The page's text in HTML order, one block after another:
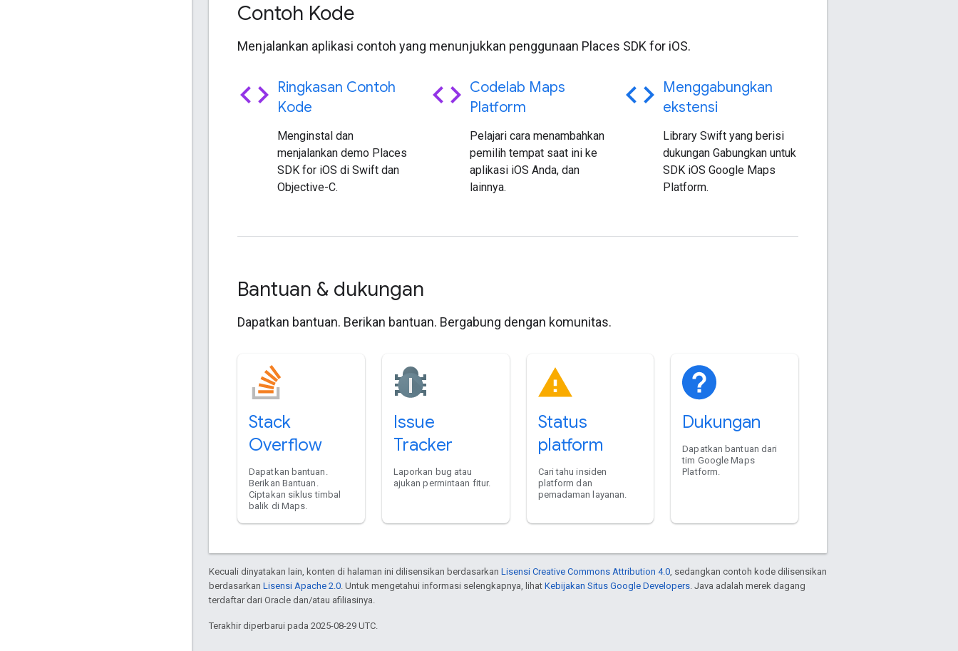
Contoh Kode
Menjalankan aplikasi contoh yang menunjukkan penggunaan Places SDK for iOS.
code Ringkasan Contoh
Kode
Menginstal dan
menjalankan demo Places
SDK for iOS di Swift dan
Objective-C.
code Codelab Maps
Platform
Pelajari cara menambahkan
pemilih tempat saat ini ke
aplikasi iOS Anda, dan
lainnya.
code Menggabungkan
ekstensi
Library Swift yang berisi
dukungan Gabungkan untuk
SDK iOS Google Maps
Platform.
Bantuan & dukungan
Dapatkan bantuan. Berikan bantuan. Bergabung dengan komunitas.
Stack
Overflow
Dapatkan bantuan.
Berikan Bantuan.
Ciptakan siklus timbal
balik di Maps.
Issue
Tracker
Laporkan bug atau
ajukan permintaan fitur.
Status
platform
Cari tahu insiden
platform dan
pemadaman layanan.
Dukungan
Dapatkan bantuan dari
tim Google Maps
Platform.
Kecuali dinyatakan lain, konten di halaman ini dilisensikan berdasarkan Lisensi Creative Commons Attribution 4.0, sedangkan contoh kode dilisensikan
berdasarkan Lisensi Apache 2.0. Untuk mengetahui informasi selengkapnya, lihat Kebijakan Situs Google Developers. Java adalah merek dagang
terdaftar dari Oracle dan/atau afiliasinya.
Terakhir diperbarui pada 2025-08-29 UTC.